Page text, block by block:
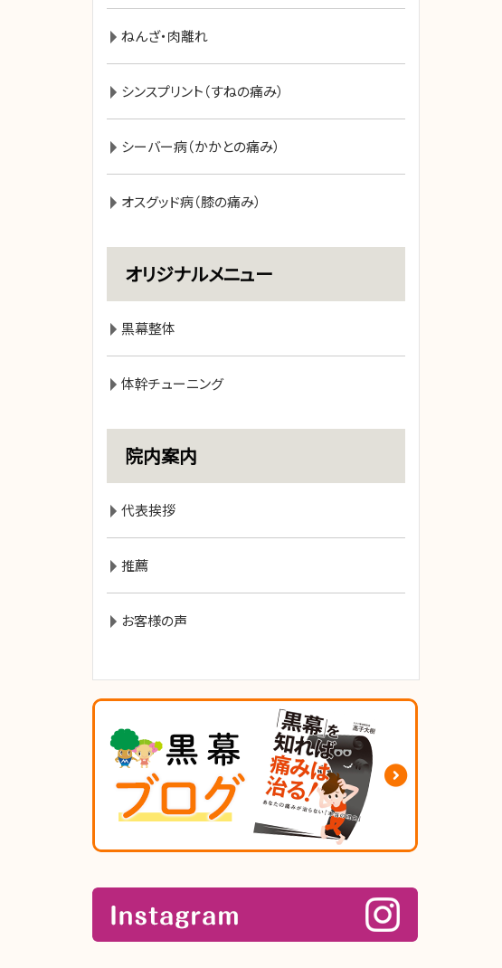
ねんざ・肉離れ
シンスプリント（すねの痛み）
シーバー病（かかとの痛み）
オスグッド病（膝の痛み）
オリジナルメニュー
黒幕整体
体幹チューニング
院内案内
代表挨拶
推薦
お客様の声